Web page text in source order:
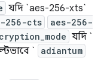
যদি `aes-256-xts`
256-cts
aes-256-
যদি `
` adiantum